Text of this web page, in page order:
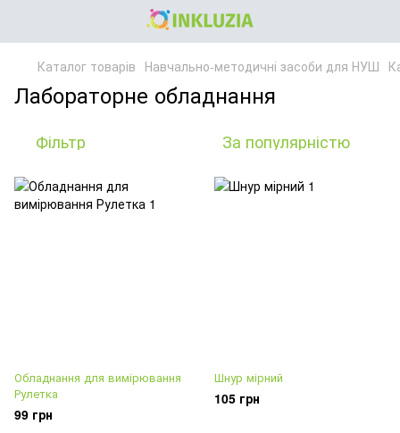
Каталог товарів Навчально-методичні засоби для НУШ
Лабораторне обладнання
Фільтр За популярністю
Обладнання для вимірювання
Рулетка
99 грн
Шнур мірний
105 грн